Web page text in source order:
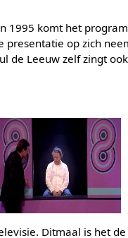
1995 komt het
presentatie op zich
de Leeuw zelf zingt
Ditmaal is het de